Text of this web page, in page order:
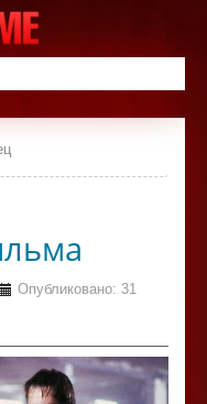
Опубликовано: 31